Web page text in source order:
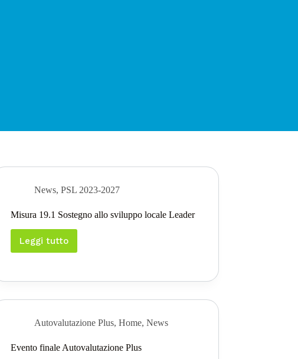
News,PSL 2023-2027
Misura 19.1 Sostegno allo sviluppo locale Leader
Leggi tutto
Misura
19.1
locale
Autovalutazione Plus,Home,News
Evento finale Autovalutazione Plus